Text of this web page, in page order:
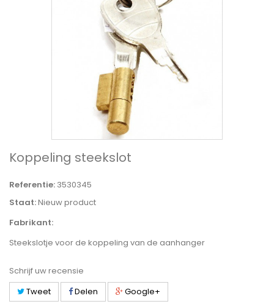
Koppeling steekslot
Referentie: 3530345
Staat:Nieuw product
Fabrikant:
Steekslotje voor de koppeling van de aanhanger
Schrijf uw recensie
Tweet
Delen
Google+